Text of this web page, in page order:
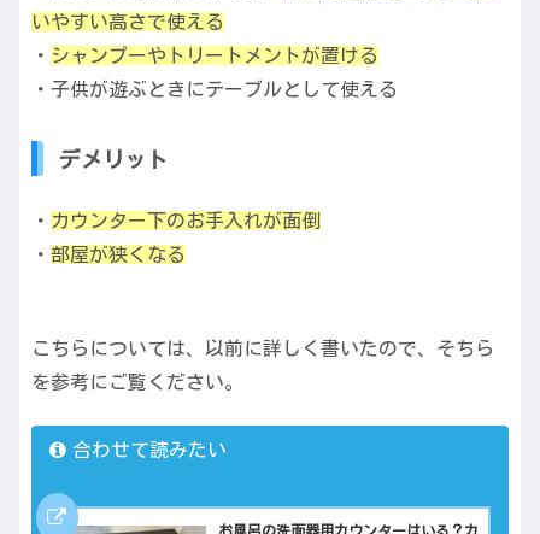
いやすい高さで使える
・ シャンプーやトリートメントが置ける
・子供が遊ぶときにテーブルとして使える
デメリット
・ カウンター下のお手入れが面倒
・ 部屋が狭くなる
こちらについては、以前に詳しく書いたので、そちら
を参考にご覧ください。
合わせて読みたい
お風呂の洗面器用カウンターはいる？カ